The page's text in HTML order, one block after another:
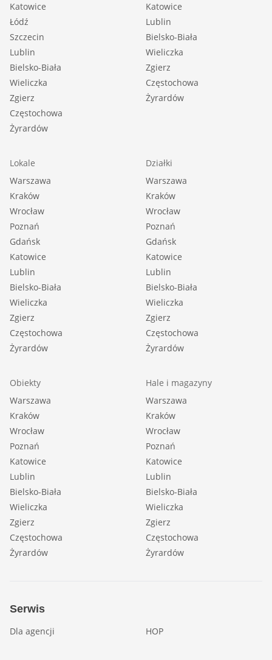
Katowice
Łódź
Szczecin
Lublin
Bielsko-Biała
Wieliczka
Zgierz
Częstochowa
Żyrardów
Katowice
Lublin
Bielsko-Biała
Wieliczka
Zgierz
Częstochowa
Żyrardów
Lokale
Warszawa
Kraków
Wrocław
Poznań
Gdańsk
Katowice
Lublin
Bielsko-Biała
Wieliczka
Zgierz
Częstochowa
Żyrardów
Działki
Warszawa
Kraków
Wrocław
Poznań
Gdańsk
Katowice
Lublin
Bielsko-Biała
Wieliczka
Zgierz
Częstochowa
Żyrardów
Obiekty
Warszawa
Kraków
Wrocław
Poznań
Katowice
Lublin
Bielsko-Biała
Wieliczka
Zgierz
Częstochowa
Żyrardów
Hale i magazyny
Warszawa
Kraków
Wrocław
Poznań
Katowice
Lublin
Bielsko-Biała
Wieliczka
Zgierz
Częstochowa
Żyrardów
Serwis
Dla agencji HOP